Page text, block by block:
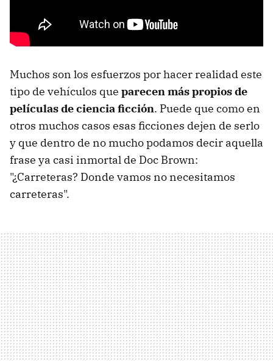
Muchos son los esfuerzos por hacer realidad este
tipo de vehículos que parecen más propios de
películas de ciencia ficción. Puede que como en
otros muchos casos esas ficciones dejen de serlo
y que dentro de no mucho podamos decir aquella
frase ya casi inmortal de Doc Brown:
"¿Carreteras? Donde vamos no necesitamos
carreteras".